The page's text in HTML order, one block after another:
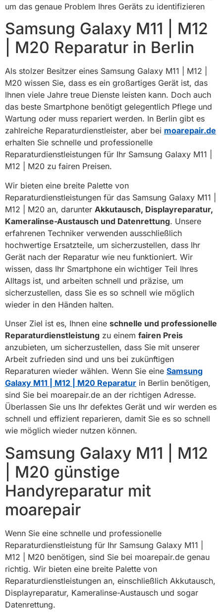
um das genaue Problem Ihres Geräts zu identifizieren
Samsung Galaxy M11 | M12
| M20 Reparatur in Berlin
Als stolzer Besitzer eines Samsung Galaxy M11 | M12 |
M20 wissen Sie, dass es ein großartiges Gerät ist, das
Ihnen viele Jahre treue Dienste leisten kann. Doch auch
das beste Smartphone benötigt gelegentlich Pflege und
Wartung oder muss repariert werden. In Berlin gibt es
zahlreiche Reparaturdienstleister, aber bei moarepair.de
erhalten Sie schnelle und professionelle
Reparaturdienstleistungen für Ihr Samsung Galaxy M11 |
M12 | M20 zu fairen Preisen.
Wir bieten eine breite Palette von
Reparaturdienstleistungen für das Samsung Galaxy M11 |
M12 | M20 an, darunter Akkutausch, Displayreparatur,
Kameralinse-Austausch und Datenrettung. Unsere
erfahrenen Techniker verwenden ausschließlich
hochwertige Ersatzteile, um sicherzustellen, dass Ihr
Gerät nach der Reparatur wie neu funktioniert. Wir
wissen, dass Ihr Smartphone ein wichtiger Teil Ihres
Alltags ist, und arbeiten schnell und präzise, um
sicherzustellen, dass Sie es so schnell wie möglich
wieder in den Händen halten.
Unser Ziel ist es, Ihnen eine schnelle und professionelle
Reparaturdienstleistung zu einem fairen Preis
anzubieten, um sicherzustellen, dass Sie mit unserer
Arbeit zufrieden sind und uns bei zukünftigen
Reparaturen wieder wählen. Wenn Sie eine Samsung
Galaxy M11 | M12 | M20 Reparatur in Berlin benötigen,
sind Sie bei moarepair.de an der richtigen Adresse.
Überlassen Sie uns Ihr defektes Gerät und wir werden es
schnell und effizient reparieren, damit Sie es so schnell
wie möglich wieder nutzen können.
Samsung Galaxy M11 | M12
| M20 günstige
Handyreparatur mit
moarepair
Wenn Sie eine schnelle und professionelle
Reparaturdienstleistung für Ihr Samsung Galaxy M11 |
M12 | M20 benötigen, sind Sie bei moarepair.de genau
richtig. Wir bieten eine breite Palette von
Reparaturdienstleistungen an, einschließlich Akkutausch,
Displayreparatur, Kameralinse-Austausch und sogar
Datenrettung.